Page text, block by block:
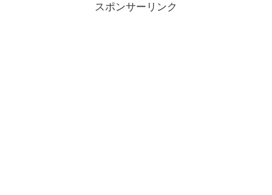
スポンサーリンク